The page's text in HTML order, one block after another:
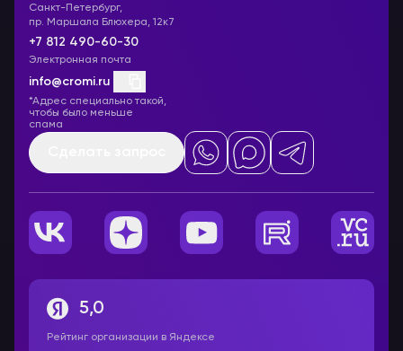
Санкт-Петербург,
пр. Маршала Блюхера, 12к7
+7 812 490-60-30
Электронная почта
info@cromi.ru
*Адрес специально такой,
чтобы было меньше
спама
5,0
Рейтинг организации в Яндексе